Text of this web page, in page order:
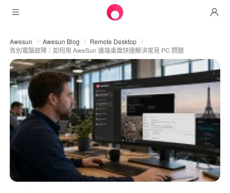
產品
AweSun
遠程桌面控制
AweSeed
智能網絡
AweShell
NAT穿越專家
解決方案
信息技術運營與支持
遠程工作
技術支持
工業物聯網
下載
AweSun個人版
Awseed客戶端
AweShell客戶端
定價
AweSun個人版
Awseed企業版
資源
Awesun Awesun Blog
Remote Desktop
告別電腦故障：如何用 AweSun 遠端桌面快速解決常見 PC 問題